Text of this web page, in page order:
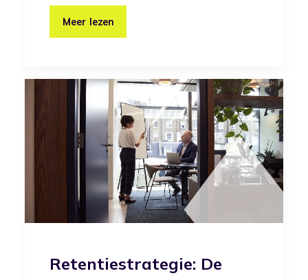
Meer lezen
Retentiestrategie: De